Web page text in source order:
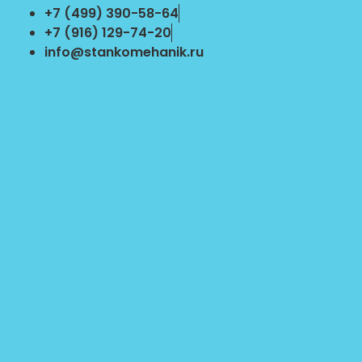
Перейти
содержимому
+7 (499) 390-58-64
+7 (916) 129-74-20
info@stankomehanik.ru